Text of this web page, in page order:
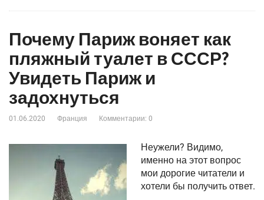
Почему Париж воняет как
пляжный туалет в СССР?
Увидеть Париж и
задохнуться
01.06.2020 Франция Комментарии: 0
Неужели? Видимо,
именно на этот вопрос
мои дорогие читатели и
хотели бы получить ответ.